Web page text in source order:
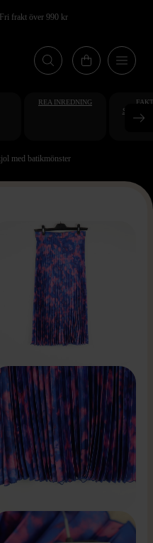
Fri frakt över 990 kr
REA INREDNING
med batikmönster